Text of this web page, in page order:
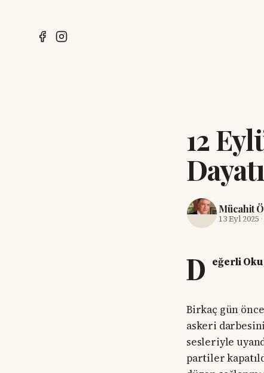
12
Mücahit
13 Eyl 2025 ·
D eğerli
Birkaç gün
askeri
sesleriyle
partiler